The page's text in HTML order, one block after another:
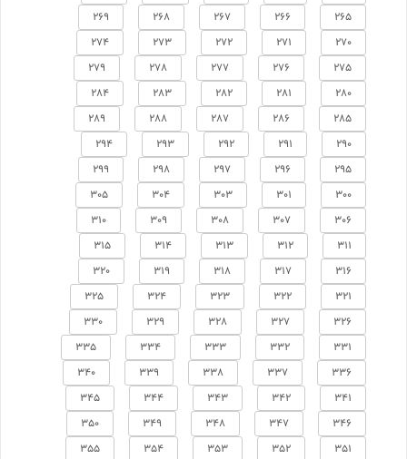
265
266
267
268
269
270
271
272
273
274
275
276
277
278
279
280
281
282
283
284
285
286
287
288
289
290
291
292
293
294
295
296
297
298
299
300
301
303
304
305
306
307
308
309
310
311
312
313
314
315
316
317
318
319
320
321
322
323
324
325
326
327
328
329
330
331
332
333
334
335
336
337
338
339
340
341
342
343
344
345
346
347
348
349
350
351
352
353
354
355